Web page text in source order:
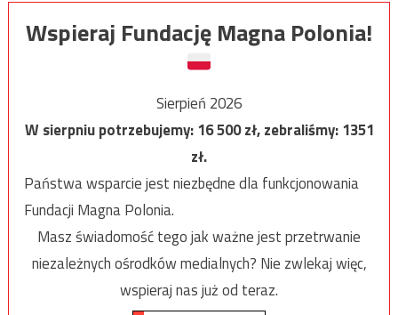
Wspieraj Fundację Magna Polonia!
Sierpień 2026
W sierpniu potrzebujemy:16 500zł, zebraliśmy:1351
zł.
Państwa wsparcie jest niezbędne dla funkcjonowania
Fundacji Magna Polonia.
Masz świadomość tego jak ważne jest przetrwanie
niezależnych ośrodków medialnych? Nie zwlekaj więc,
wspieraj nas już od teraz.